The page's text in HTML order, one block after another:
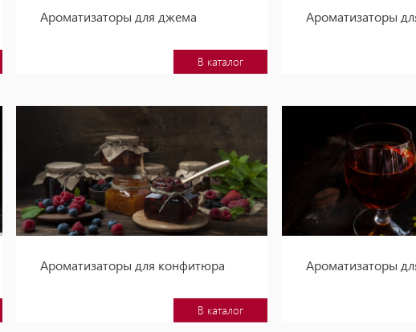
Ароматизаторы для джема
В каталог
Ароматизаторы
Ароматизаторы для конфитюра
В каталог
Ароматизаторы